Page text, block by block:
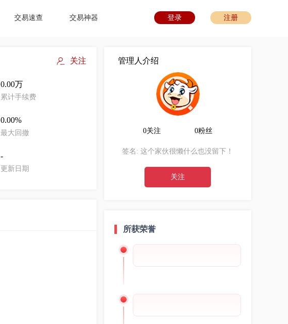
交易速查 交易神器 登录 注册
关注
0.00万
累计手续费
0.00%
最大回撤
-
更新日期
管理人介绍
0关注 0粉丝
签名: 这个家伙很懒什么也没留下！
关注
所获荣誉